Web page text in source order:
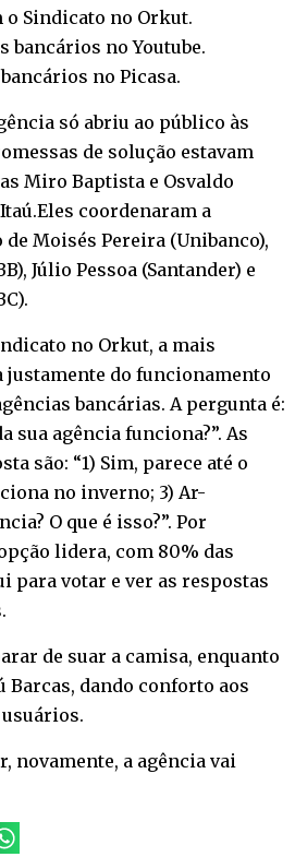
o Sindicato no Orkut.
bancários noYoutube.
no Picasa.
só abriu ao público às
de solução estavam
Miro Baptista e Osvaldo
coordenaram a
Moisés Pereira (Unibanco),
Júlio Pessoa (Santander) e
no Orkut, a mais
justamente do funcionamento
bancárias. A pergunta é:
sua agência funciona?”. As
são: “1) Sim, parece até o
no inverno; 3) Ar-
O que é isso?”. Por
lidera, com 80% das
para votar e ver as respostas
de suar a camisa, enquanto
Barcas, dando conforto aos
novamente, a agência vai